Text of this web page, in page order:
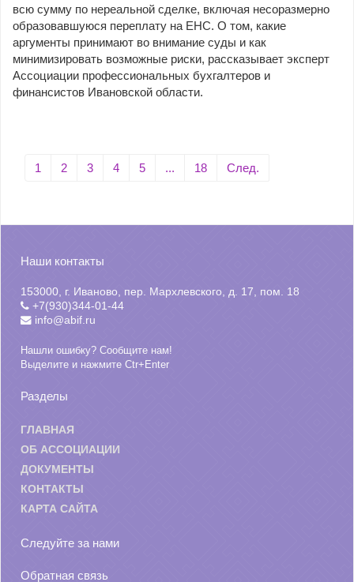
всю сумму по нереальной сделке, включая несоразмерно
образовавшуюся переплату на ЕНС. О том, какие
аргументы принимают во внимание суды и как
минимизировать возможные риски, рассказывает эксперт
Ассоциации профессиональных бухгалтеров и
финансистов Ивановской области.
1 2 3 4 5 ... 18 След.
Наши контакты
153000, г. Иваново, пер. Мархлевского, д. 17, пом. 18
+7(930)344-01-44
info@abif.ru
Нашли ошибку? Сообщите нам!
Выделите и нажмите Ctr+Enter
Разделы
ГЛАВНАЯ
ОБ АССОЦИАЦИИ
ДОКУМЕНТЫ
КОНТАКТЫ
КАРТА САЙТА
Следуйте за нами
Обратная связь